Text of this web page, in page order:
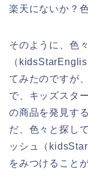
楽天にないか？
そのように、色
（
てみたのですが
で、キッズスタ
の商品を発見す
だ、色々と探し
ッシュ（
をみつけること